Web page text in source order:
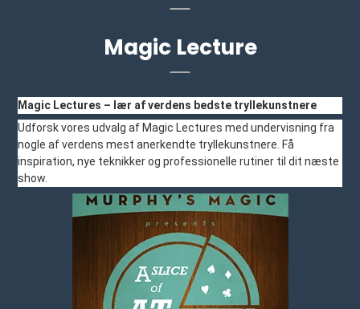
Magic Lecture
Magic Lectures – lær af verdens bedste tryllekunstnere
Udforsk vores udvalg af Magic Lectures med undervisning fra
nogle af verdens mest anerkendte tryllekunstnere. Få
inspiration, nye teknikker og professionelle rutiner til dit næste
show.